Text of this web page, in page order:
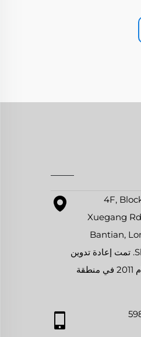
412, 4F,
Xuegang
Bantian,
Shenzhen, China. تمت إعادة تدوين
هذه الصورة في عام 2011 في منطقة